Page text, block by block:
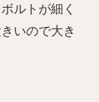
ルトが細く
いので大き